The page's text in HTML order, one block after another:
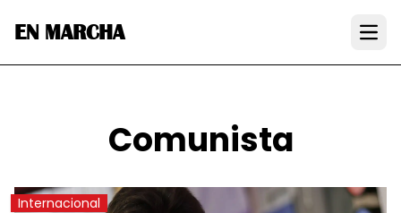
EN MARCHA
Comunista
Internacional